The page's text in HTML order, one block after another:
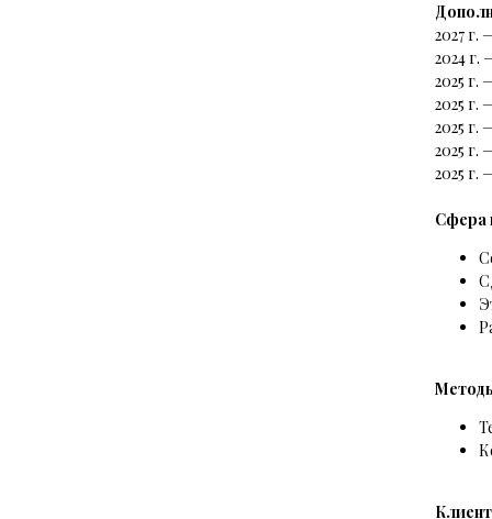
2027
2024
2025
2025 г.
2025
2025
2025
Сфера